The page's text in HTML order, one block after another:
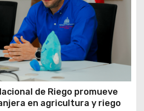
de Riego promueve
en agricultura y riego